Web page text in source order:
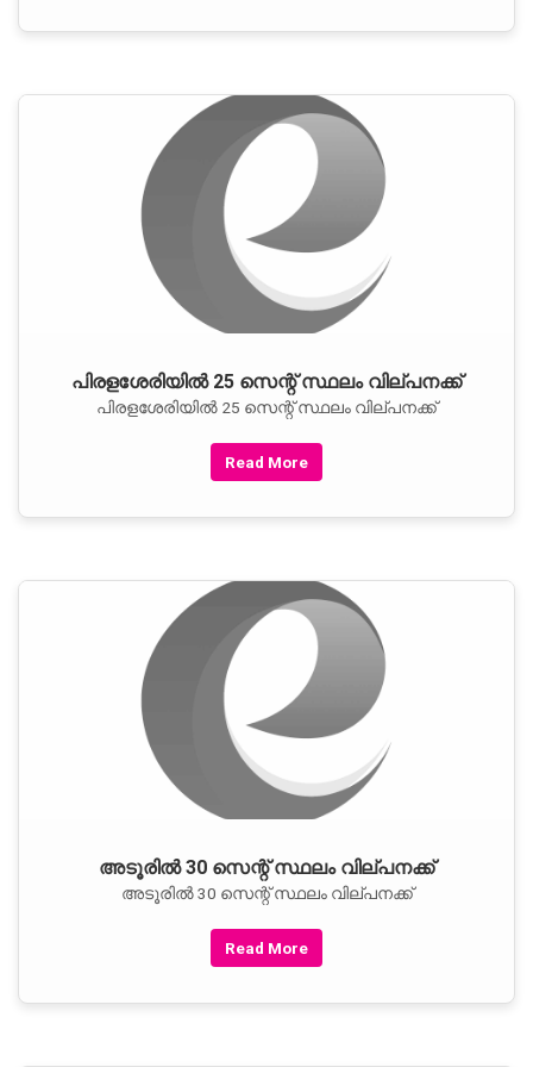
പിരളശേരിയില്‍ 25 സെന്റ് സ്ഥലം വില്പനക്ക്
പിരളശേരിയില്‍ 25 സെന്റ് സ്ഥലം വില്പനക്ക്
Read More
അടൂരില്‍ 30 സെന്റ് സ്ഥലം വില്പനക്ക്
അടൂരില്‍ 30 സെന്റ് സ്ഥലം വില്പനക്ക്
Read More